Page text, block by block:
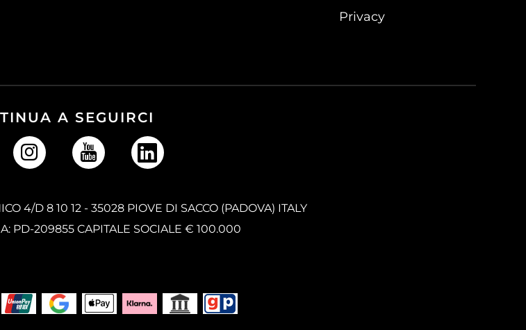
Privacy
A SEGUIRCI
4/D 8 10 12 - 35028 PIOVE DI SACCO (PADOVA) ITALY
PD-209855 CAPITALE SOCIALE € 100.000